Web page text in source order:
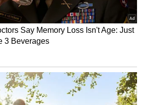
ಬಗ್ಗೆ ಕಿಂಚಿತ್ತೂ ಸುಳಿವಿರಲಿಲ್ಲ.
ವಿಷಯವೇನೆಂದರೆ, ಅದಿನಾ
ಎಕೆ ಜೊತೆ ಸಂಸಾರ ಮಾಡುತ್ತಿದ್ದವಳು
ರಿಂದ ಹೆಣ್ಣಿನ ವೇಷ ಧರಿಸುತ್ತಿದ್ದ